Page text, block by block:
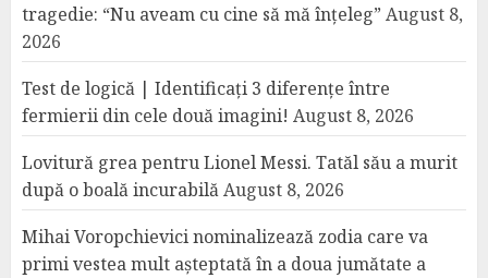
tragedie: “Nu aveam cu cine să mă înțeleg” August 8,
2026
Test de logică | Identificați 3 diferențe între
fermierii din cele două imagini! August 8, 2026
Lovitură grea pentru Lionel Messi. Tatăl său a murit
după o boală incurabilăAugust 8, 2026
Mihai Voropchievici nominalizează zodia care va
primi vestea mult așteptată în a doua jumătate a